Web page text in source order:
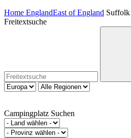
Home EnglandEast of England Suffolk
Freitextsuche
Campingplatz Suchen